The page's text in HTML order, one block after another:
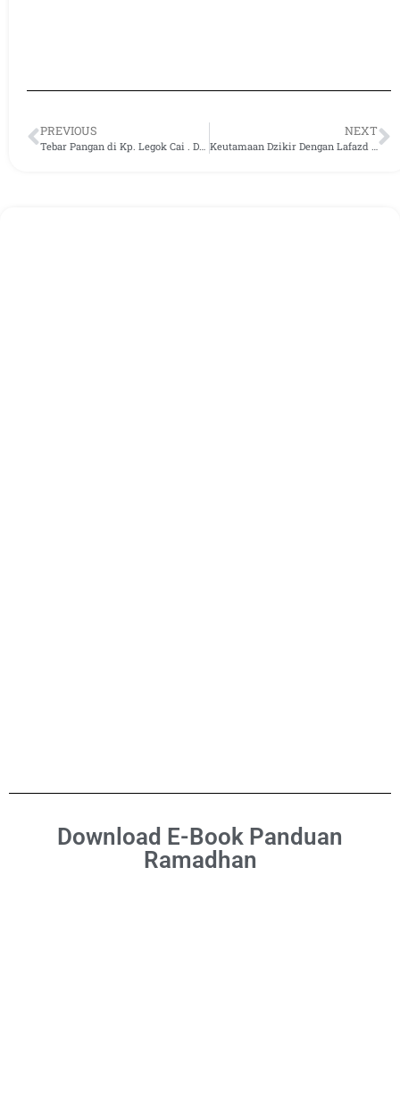
PREVIOUS NEXT
Download E-Book Panduan
Ramadhan